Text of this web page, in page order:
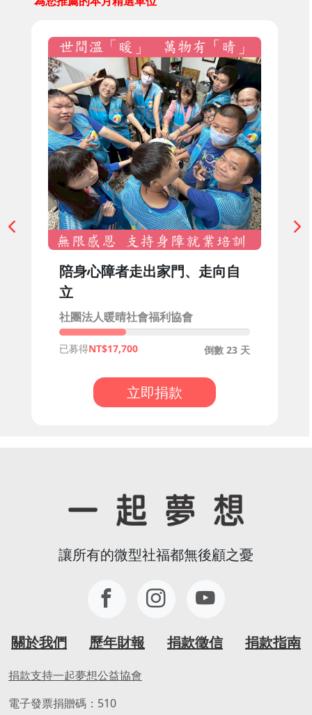
陪身心障者走出家門、走向自
立
社團法人暖晴社會福利協會
倒數 23 天
已募得 17,700
立即捐款
讓所有的微型社福都無後顧之憂
關於我們 歷年財報 捐款徵信 捐款指南
捐款支持一起夢想公益協會
電子發票捐贈碼：510